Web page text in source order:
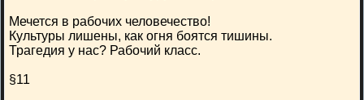
Мечется в рабочих человечество!
Культуры лишены, как огня боятся тишины.
Трагедия у нас? Рабочий класс.
§11